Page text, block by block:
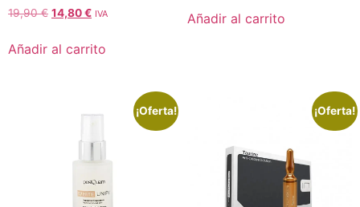
19,90€ 14,80€ IVA
Añadir al carrito
Añadir al carrito
¡Oferta! ¡Oferta!